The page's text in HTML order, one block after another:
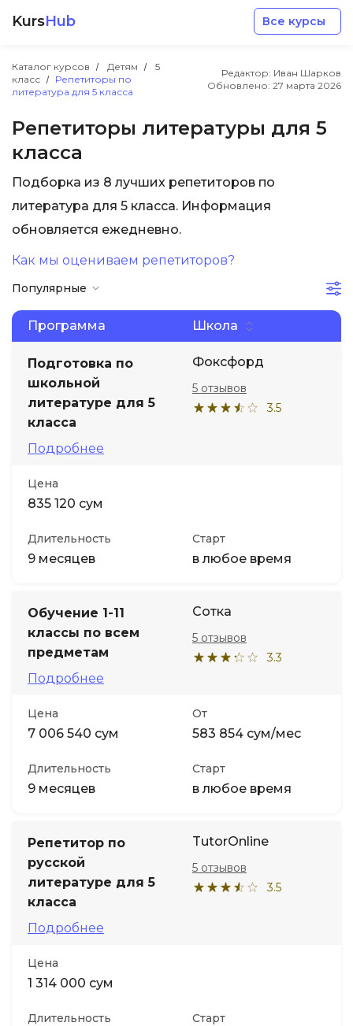
KursHub Все курсы
Каталог курсов Детям
5
класс
Репетиторы по
литература для 5 класса
Редактор: Иван Шарков
Обновлено: 27 марта 2026
Репетиторы литературы для 5
класса
Подборка из 8 лучших репетиторов по
литература для 5 класса. Информация
обновляется ежедневно.
Как мы оцениваем репетиторов?
Популярные
Программа Школа
Подготовка по
школьной
литературе для 5
класса
Подробнее
Фоксфорд
3.5
5 отзывов
Цена
835 120 сум
Длительность
9 месяцев
Старт
в любое время
Обучение 1-11
классы по всем
предметам
Подробнее
Сотка
3.3
5 отзывов
Цена
7 006 540 сум
От
583 854 сум/мес
Длительность
9 месяцев
Старт
в любое время
Репетитор по
русской
литературе для 5
класса
Подробнее
TutorOnline
3.5
5 отзывов
Цена
1 314 000 сум
Длительность Старт
Маркетинг
Дизайн
Менеджмент
Иностранные языки
ДПО
Акции и промокоды